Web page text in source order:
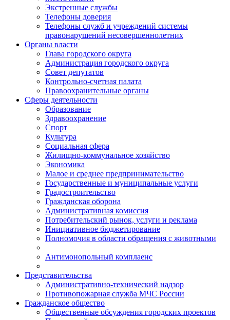
Экстренные службы
Телефоны доверия
Телефоны служб и учреждений системы
правонарушений несовершеннолетних
Органы власти
Глава городского округа
Администрация городcкого округа
Совет депутатов
Контрольно-счетная палата
Правоохранительные органы
Сферы деятельности
Образование
Здравоохранение
Спорт
Культура
Социальная сфера
Жилищно-коммунальное хозяйство
Экономика
Малое и среднее предпринимательство
Государственные и муниципальные услуги
Градостроительство
Гражданская оборона
Административная комиссия
Потребительский рынок, услуги и реклама
Инициативное бюджетирование
Полномочия в области обращения с животными
Антимонопольный комплаенс
Представительства
Административно-технический надзор
Противопожарная служба МЧС России
Гражданское общество
Общественные обсуждения городских проектов